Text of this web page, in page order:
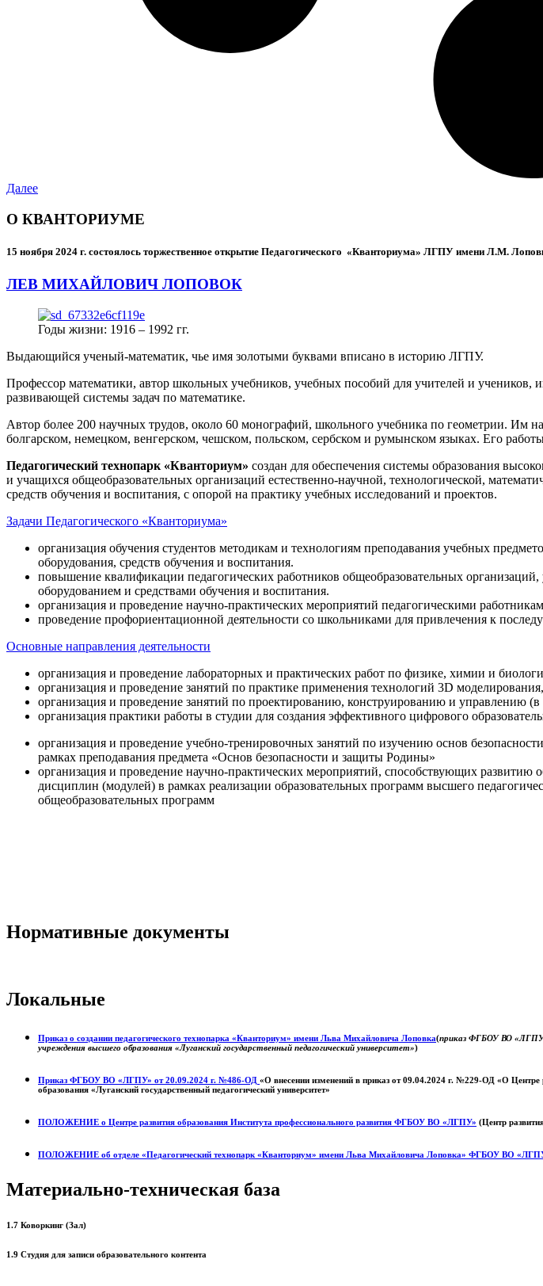
Далее
О КВАНТОРИУМЕ
15 ноября 2024 г. состоялось торжественное открытие Педагогического «Кванториума» ЛГПУ имени Л.М.
ЛЕВ МИХАЙЛОВИЧ ЛОПОВОК
Годы жизни: 1916 – 1992 гг.
Выдающийся ученый-математик, чье имя золотыми буквами вписано в историю ЛГПУ.
Профессор математики, автор школьных учебников, учебных пособий для учителей и учеников,
развивающей системы задач по математике.
Автор более 200 научных трудов, около 60 монографий, школьного учебника по геометрии. Им
болгарском, немецком, венгерском, чешском, польском, сербском и румынском языках. Его
Педагогический технопарк «Кванториум» создан для обеспечения системы образования
и учащихся общеобразовательных организаций естественно-научной, технологической,
средств обучения и воспитания, с опорой на практику учебных исследований и проектов.
Задачи Педагогического «Кванториума»
организация обучения студентов методикам и технологиям преподавания учебных
оборудования, средств обучения и воспитания.
повышение квалификации педагогических работников общеобразовательных
оборудованием и средствами обучения и воспитания.
организация и проведение научно-практических мероприятий педагогическими
проведение профориентационной деятельности со школьниками для привлечения к
Основные направления деятельности
организация и проведение лабораторных и практических работ по физике, химии и
организация и проведение занятий по практике применения технологий 3D
организация и проведение занятий по проектированию, конструированию и управлению
организация практики работы в студии для создания эффективного цифрового
организация и проведение учебно-тренировочных занятий по изучению основ
рамках преподавания предмета «Основ безопасности и защиты Родины»
организация и проведение научно-практических мероприятий, способствующих
дисциплин (модулей) в рамках реализации образовательных программ высшего
общеобразовательных программ
Нормативные документы
Локальные
Приказ о создании педагогического технопарка «Кванториум» имени Льва Михайловича Лоповка(приказ ФГБОУ ВО «ЛГПУ»
учреждения высшего образования «Луганский государственный педагогический университет»)
Приказ ФГБОУ ВО «ЛГПУ» от 20.09.2024 г. №486-ОД «О внесении изменений в приказ от 09.04.2024 г. №229-ОД «О Центре
образования «Луганский государственный педагогический университет»
ПОЛОЖЕНИЕ о Центре развития образования Института профессионального развития ФГБОУ ВО «ЛГПУ» (Центр
ПОЛОЖЕНИЕ об отделе «Педагогический технопарк «Кванториум» имени Льва Михайловича Лоповка» ФГБОУ ВО
Материально-техническая база
1.7 Коворкинг (Зал)
1.9 Студия для записи образовательного контента